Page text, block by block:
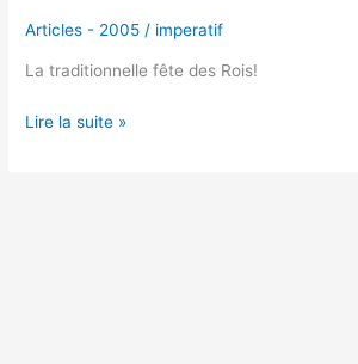
Articles - 2005 / imperatif
La traditionnelle fête des Rois!
Lire la suite »